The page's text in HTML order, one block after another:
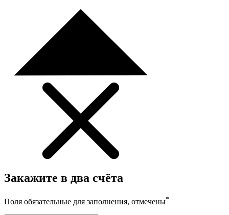
Закажите в два счёта
Поля обязательные для заполнения, отмечены*